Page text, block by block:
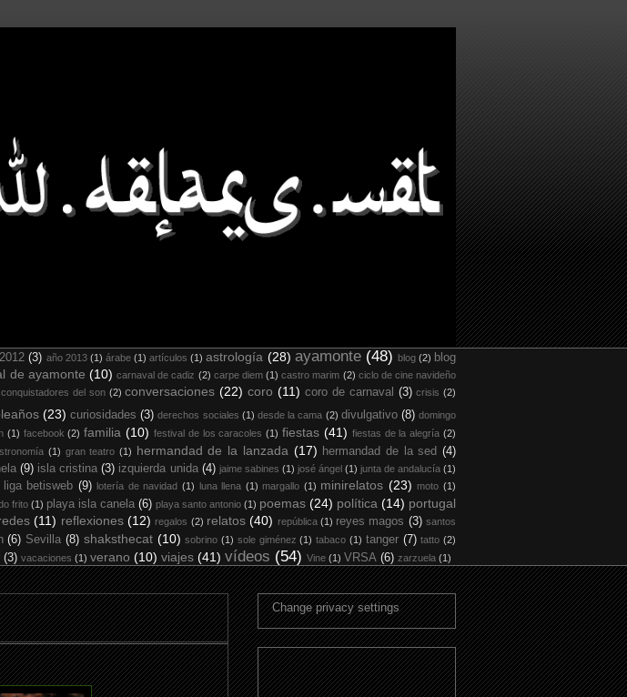
(3) año 2013 (1) árabe (1) artículos (1) astrología (28) ayamonte (48) blog (2) blog
de ayamonte (10) carnaval de cadiz (2) carpe diem (1) castro marim (2) ciclo de cine navideño
conquistadores del son (2) conversaciones (22) coro (11) coro de carnaval (3) crisis (2)
(23) curiosidades (3) derechos sociales (1) desde la cama (2) divulgativo (8) domingo
(1) facebook (2) familia (10) festival de los caracoles (1) fiestas (41) fiestas de la alegría (2)
(1) gran teatro (1) hermandad de la lanzada (17) hermandad de la sed (4)
(9) isla cristina (3) izquierda unida (4) jaime sabines (1) josé ángel (1) junta de andalucía (1)
liga betisweb (9) lotería de navidad (1) luna llena (1) margallo (1) minirelatos (23) moto (1)
frito (1) playa isla canela (6) playa santo antonio (1) poemas (24) política (14) portugal
(11) reflexiones (12) regalos (2) relatos (40) república (1) reyes magos (3) santos
(6) Sevilla (8) shaksthecat (10) sobrino (1) sole giménez (1) tabaco (1) tanger (7) tatto (2)
(3) vacaciones (1) verano (10) viajes (41) vídeos (54) Vine (1) VRSA (6) zarzuela (1)
Change privacy settings